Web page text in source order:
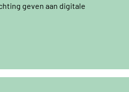
geven aan digitale